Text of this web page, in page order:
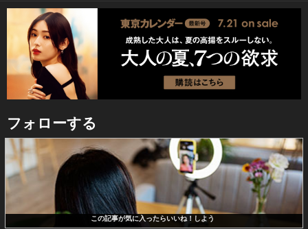
フォローする
この記事が気に入ったらいいね！しよう